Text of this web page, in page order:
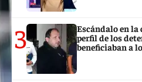
3
Escándalo en la
perfil de los
beneficiaban a